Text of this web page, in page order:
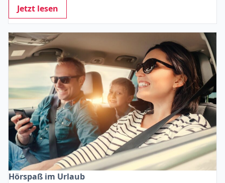
Jetzt lesen
Hörspaß im Urlaub